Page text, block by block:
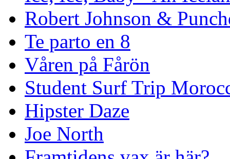
Robert Johnson &
Te parto en 8
Våren på Fårön
Student Surf Trip
Hipster Daze
Joe North